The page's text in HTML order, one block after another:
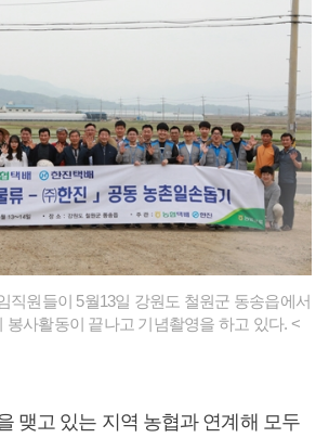
직원들이 5월13일 강원도 철원군 동송읍에서
봉사활동이 끝나고 기념촬영을 하고 있다. <
맺고 있는 지역 농협과 연계해 모두